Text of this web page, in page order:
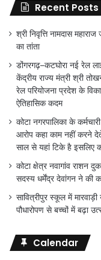
Recent Posts
श्री निवृत्ति नामदास
का तांता
डोंगरगढ़–कटघोरा नई रेल
केंद्रीय राज्य मंत्री श्री
रेल परियोजना प्रदेश के
ऐतिहासिक कदम
कोटा नगरपालिका के
आरोप कहा काम नहीं करने
साल से यहां टिके है इसलिए
कोटा क्षेत्र नवागांव राशन
सदस्य धर्मेंद्र देवांगन ने की
सावित्रीपुर स्कूल में
पौधारोपण से बच्चों में बढ़ा
Calendar